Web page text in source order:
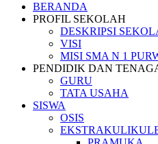
BERANDA
PROFIL SEKOLAH
DESKRIPSI
VISI
MISI SMA N 1
PENDIDIK DAN
GURU
TATA USAHA
SISWA
OSIS